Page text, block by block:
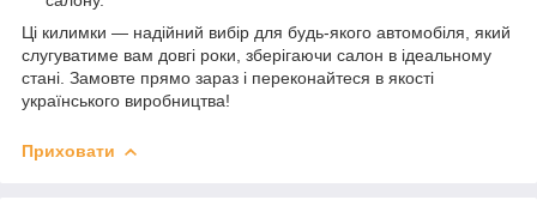
Ці килимки — надійний вибір для будь-якого автомобіля, який
слугуватиме вам довгі роки, зберігаючи салон в ідеальному
стані. Замовте прямо зараз і переконайтеся в якості
українського виробництва!
Приховати